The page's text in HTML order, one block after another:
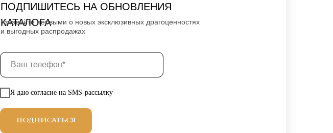
Я даю согласие на SMS-рассылку
ПОДПИСАТЬСЯ
ПОДПИШИТЕСЬ НА ОБНОВЛЕНИЯ
КАТАЛОГА
Узнавайте первыми о новых эксклюзивных драгоценностях
и выгодных распродажах